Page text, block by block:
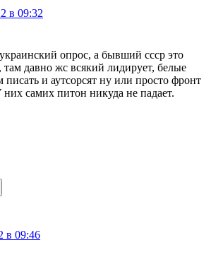
в 09:32
опрос, а бывший ссср это
там давно жс всякий лидирует, белые
писать и аутсорсят ну или просто фронт
них самих питон никуда не падает.
в 09:46